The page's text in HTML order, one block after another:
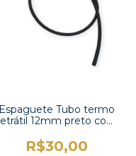
Espaguete Tubo termo
12mm preto com
R$30,00